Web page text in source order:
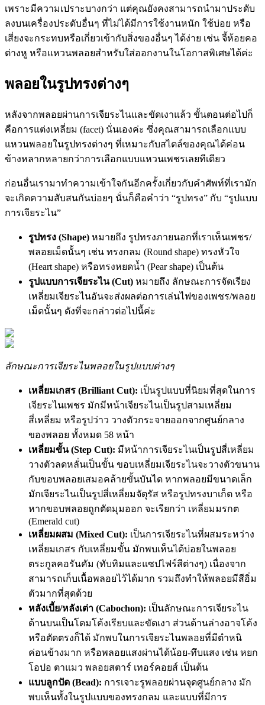
เพราะมีความเปราะบางกว่า แต่คุณยังคงสามารถนำมาประดับ
ลงบนเครื่องประดับอื่นๆ ที่ไม่ได้มีการใช้งานหนัก ใช้บ่อย หรือ
เสี่ยงจะกระทบหรือเกี่ยวเข้ากับสิ่งของอื่นๆ ได้ง่าย เช่น จี้ห้อยคอ
ต่างหู หรือแหวนพลอยสำหรับใส่ออกงานในโอกาสพิเศษได้ค่ะ
พลอยในรูปทรงต่างๆ
หลังจากพลอยผ่านการเจียระไนและขัดเงาแล้ว ขั้นตอนต่อไปก็
คือการแต่งเหลี่ยม (facet) นั่นเองค่ะ ซึ่งคุณสามารถเลือกแบบ
แหวนพลอยในรูปทรงต่างๆ ที่เหมาะกับสไตล์ของคุณได้ค่อน
ข้างหลากหลายกว่าการเลือกแบบแหวนเพชรเลยทีเดียว
ก่อนอื่นเรามาทำความเข้าใจกันอีกครั้งเกี่ยวกับคำศัพท์ที่เรามัก
จะเกิดความสับสนกันบ่อยๆ นั่นก็คือคำว่า “รูปทรง” กับ “รูปแบบ
การเจียระไน”
รูปทรง (Shape) หมายถึง รูปทรงภายนอกที่เราเห็นเพชร/
พลอยเม็ดนั้นๆ เช่น ทรงกลม (Round shape) ทรงหัวใจ
(Heart shape) หรือทรงหยดน้ำ (Pear shape) เป็นต้น
รูปแบบการเจียระไน (Cut) หมายถึง ลักษณะการจัดเรียง
เหลี่ยมเจียระไนอันจะส่งผลต่อการเล่นไฟของเพชร/พลอย
เม็ดนั้นๆ ดังที่จะกล่าวต่อไปนี้ค่ะ
ลักษณะการเจียระไนพลอยในรูปแบบต่างๆ
เหลี่ยมเกสร (Brilliant Cut): เป็นรูปแบบที่นิยมที่สุดในการ
เจียระไนเพชร มักมีหน้าเจียระไนเป็นรูปสามเหลี่ยม
สี่เหลี่ยม หรือรูปว่าว วางตัวกระจายออกจากศูนย์กลาง
ของพลอย ทั้งหมด 58 หน้า
เหลี่ยมขั้น (Step Cut): มีหน้าการเจียระไนเป็นรูปสี่เหลี่ยม
วางตัวลดหลั่นเป็นขั้น ขอบเหลี่ยมเจียระไนจะวางตัวขนาน
กับขอบพลอยเสมอคล้ายขั้นบันได หากพลอยมีขนาดเล็ก
มักเจียระไนเป็นรูปสี่เหลี่ยมจัตุรัส หรือรูปทรงบาเก็ต หรือ
หากขอบพลอยถูกตัดมุมออก จะเรียกว่า เหลี่ยมมรกต
(Emerald cut)
เหลี่ยมผสม (Mixed Cut): เป็นการเจียระไนที่ผสมระหว่าง
เหลี่ยมเกสร กับเหลี่ยมขั้น มักพบเห็นได้บ่อยในพลอย
ตระกูลคอรันคัม (ทับทิมและแซปไฟร์สีต่างๆ) เนื่องจาก
สามารถเก็บเนื้อพลอยไว้ได้มาก รวมถึงทำให้พลอยมีสีอิ่ม
ตัวมากที่สุดด้วย
หลังเบี้ย/หลังเต่า (Cabochon): เป็นลักษณะการเจียระไน
ด้านบนเป็นโดมโค้งเรียบและขัดเงา ส่วนด้านล่างอาจโค้ง
หรือตัดตรงก็ได้ มักพบในการเจียระไนพลอยที่มีตำหนิ
ค่อนข้างมาก หรือพลอยแสงผ่านได้น้อย-ทึบแสง เช่น หยก
โอปอ ตาแมว พลอยสตาร์ เทอร์คอยส์ เป็นต้น
แบบลูกปัด (Bead): การเจาะรูพลอยผ่านจุดศูนย์กลาง มัก
พบเห็นทั้งในรูปแบบของทรงกลม และแบบที่มีการ